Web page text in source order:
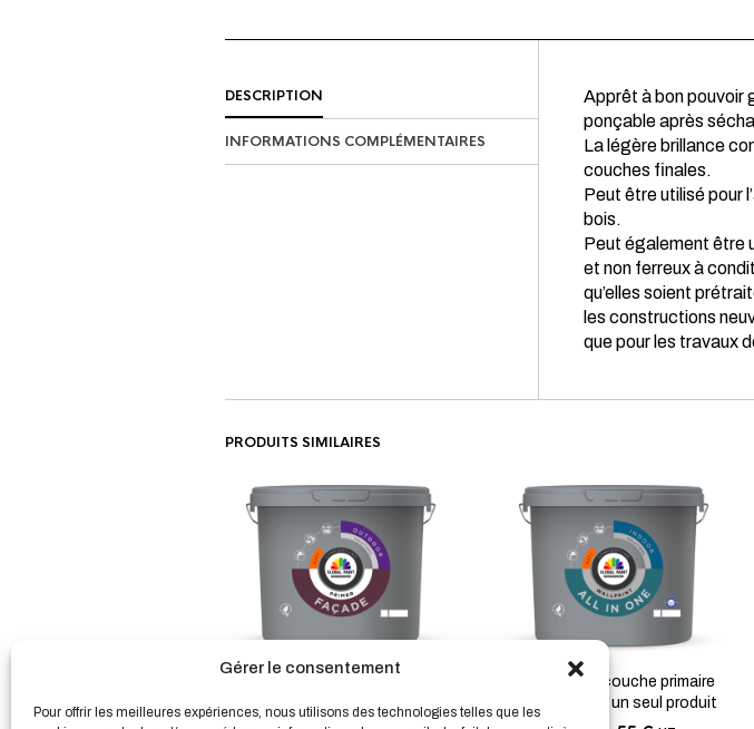
Gérer le consentement
Pour offrir les meilleures expériences, nous utilisons des technologies telles que les
DESCRIPTION
INFORMATIONS COMPLÉMENTAIRES
Apprêt à bon pouvoir
ponçable après
La légère brillance
couches finales.
Peut être utilisé pour
bois.
Peut également être
et non ferreux à
qu’elles soient
les constructions
que pour les travaux
PRODUITS SIMILAIRES
ALL IN ONE La couche primaire
et de finition en un seul produit